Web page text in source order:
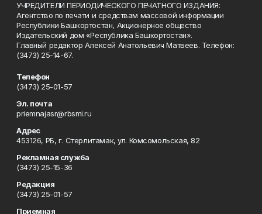
УЧРЕДИТЕЛИ ПЕРИОДИЧЕСКОГО ПЕЧАТНОГО ИЗДАНИЯ:
Агентство по печати и средствам массовой информации
Республики Башкортостан, Акционерное общество
Издательский дом «Республика Башкортостан».
Главный редактор Алексей Анатольевич Матвеев. Телефон:
(3473) 25-14-67.
Телефон
(3473) 25-01-57
Эл. почта
priemnajasr@rbsmi.ru
Адрес
453126, РБ, г. Стерлитамак, ул. Комсомольская, 82
Рекламная служба
(3473) 25-15-36
Редакция
(3473) 25-01-57
Приемная